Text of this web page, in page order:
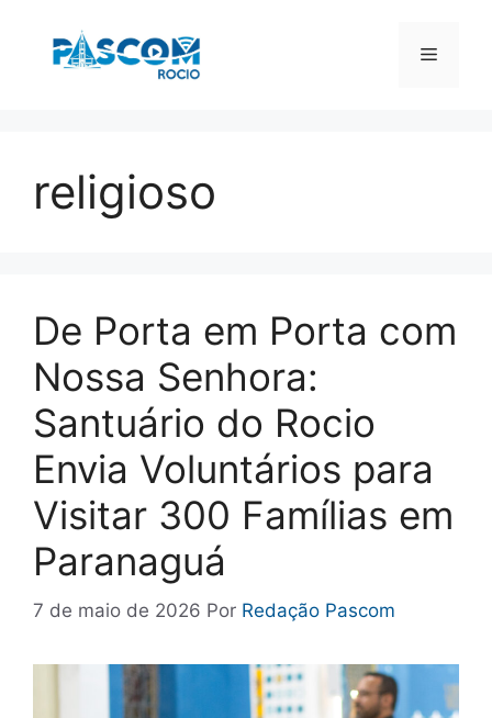
Menu
religioso
De Porta em Porta com
Nossa Senhora:
Santuário do Rocio
Envia Voluntários para
Visitar 300 Famílias em
Paranaguá
7 de maio de 2026 Por Redação Pascom